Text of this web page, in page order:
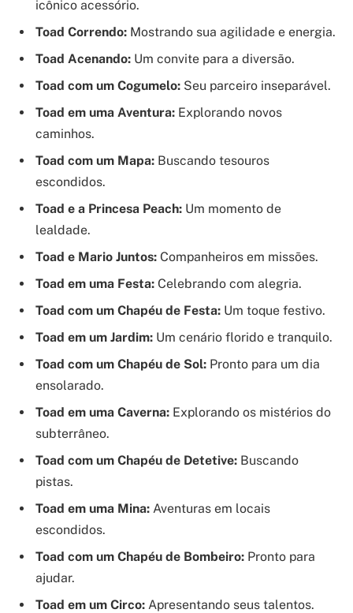
icônico acessório.
Toad Correndo: Mostrando sua agilidade e energia.
Toad Acenando: Um convite para a diversão.
Toad com um Cogumelo: Seu parceiro inseparável.
Toad em uma Aventura: Explorando novos
caminhos.
Toad com um Mapa: Buscando tesouros
escondidos.
Toad e a Princesa Peach: Um momento de
lealdade.
Toad e Mario Juntos: Companheiros em missões.
Toad em uma Festa: Celebrando com alegria.
Toad com um Chapéu de Festa: Um toque festivo.
Toad em um Jardim: Um cenário florido e tranquilo.
Toad com um Chapéu de Sol: Pronto para um dia
ensolarado.
Toad em uma Caverna: Explorando os mistérios do
subterrâneo.
Toad com um Chapéu de Detetive: Buscando
pistas.
Toad em uma Mina: Aventuras em locais
escondidos.
Toad com um Chapéu de Bombeiro: Pronto para
ajudar.
Toad em um Circo: Apresentando seus talentos.